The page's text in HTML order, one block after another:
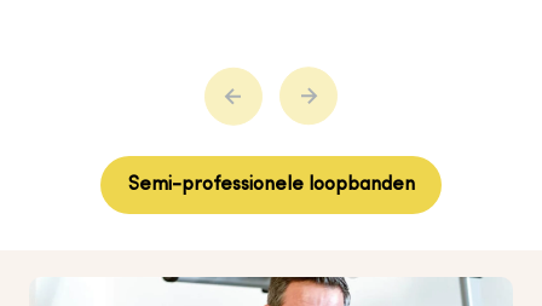
Semi-professionele loopbanden